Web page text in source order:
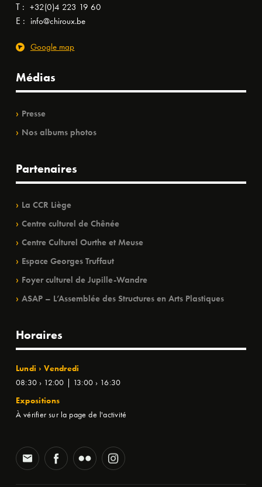
T : +32(0)4 223 19 60
E : info@chiroux.be
Google map
Médias
Presse
Nos albums photos
Partenaires
La CCR Liège
Centre culturel de Chênée
Centre Culturel Ourthe et Meuse
Espace Georges Truffaut
Foyer culturel de Jupille-Wandre
ASAP – L’Assemblée des Structures en Arts Plastiques
Horaires
Lundi › Vendredi
08:30 › 12:00 | 13:00 › 16:30
Expositions
À vérifier sur la page de l'activité